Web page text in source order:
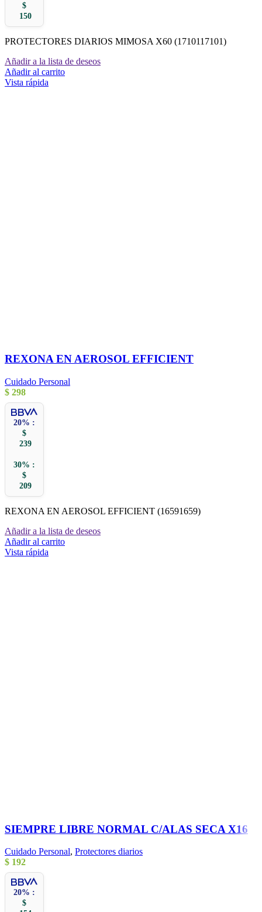
$
150
PROTECTORES DIARIOS MIMOSA X60 (1710117101)
Añadir a la lista de deseos
Añadir al carrito
Vista rápida
REXONA EN AEROSOL EFFICIENT
Cuidado Personal
$ 298
20% :
$
239
30% :
$
209
REXONA EN AEROSOL EFFICIENT (16591659)
Añadir a la lista de deseos
Añadir al carrito
Vista rápida
SIEMPRE LIBRE NORMAL C/ALAS SECA X16
Cuidado Personal, Protectores diarios
$ 192
20% :
$